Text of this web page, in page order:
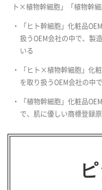
ト×植物幹細胞」「植物幹
「ヒト幹細胞」化粧品
扱うOEM会社の中で、製
いる
「ヒト×植物幹細胞」化
を取り扱うOEM会社の中
「植物幹細胞」化粧品
で、肌に優しい商標登録